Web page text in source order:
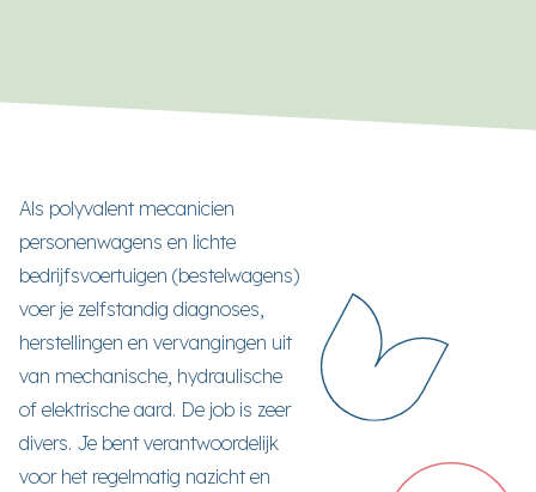
Als polyvalent mecanicien
personenwagens en lichte
bedrijfsvoertuigen (bestelwagens)
voer je zelfstandig diagnoses,
herstellingen en vervangingen uit
van mechanische, hydraulische
of elektrische aard. De job is zeer
divers. Je bent verantwoordelijk
voor het regelmatig nazicht en